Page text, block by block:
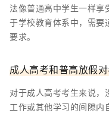
法像普通高中学生一样享
于学校教育体系中，需要
要求。
成人高考和普高放假
对于成人高考考生来说，
工作或其他学习的间隙内